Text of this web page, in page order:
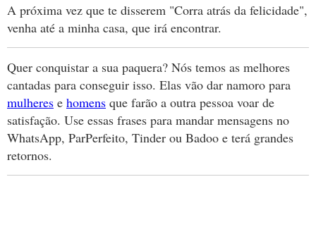
A próxima vez que te disserem "Corra atrás da felicidade",
venha até a minha casa, que irá encontrar.
Quer conquistar a sua paquera? Nós temos as melhores
cantadas para conseguir isso. Elas vão dar namoro para
mulheres e homens que farão a outra pessoa voar de
satisfação. Use essas frases para mandar mensagens no
WhatsApp, ParPerfeito, Tinder ou Badoo e terá grandes
retornos.